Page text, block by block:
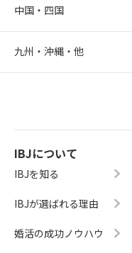
中国・四国
九州・沖縄・他
IBJについて
IBJを知る
IBJが選ばれる理由
婚活の成功ノウハウ